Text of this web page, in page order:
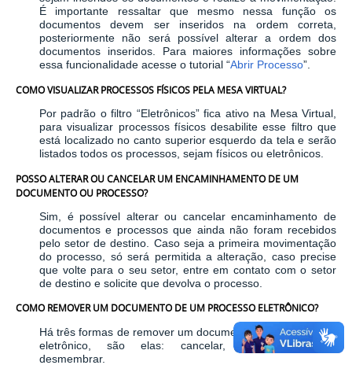
É importante ressaltar que mesmo nessa função os
documentos devem ser inseridos na ordem correta,
posteriormente não será possível alterar a ordem dos
documentos inseridos. Para maiores informações sobre
essa funcionalidade acesse o tutorial “Abrir Processo”.
COMO VISUALIZAR PROCESSOS FÍSICOS PELA MESA VIRTUAL?
Por padrão o filtro “Eletrônicos” fica ativo na Mesa Virtual,
para visualizar processos físicos desabilite esse filtro que
está localizado no canto superior esquerdo da tela e serão
listados todos os processos, sejam físicos ou eletrônicos.
POSSO ALTERAR OU CANCELAR UM ENCAMINHAMENTO DE UM
DOCUMENTO OU PROCESSO?
Sim, é possível alterar ou cancelar encaminhamento de
documentos e processos que ainda não foram recebidos
pelo setor de destino. Caso seja a primeira movimentação
do processo, só será permitida a alteração, caso precise
que volte para o seu setor, entre em contato com o setor
de destino e solicite que devolva o processo.
COMO REMOVER UM DOCUMENTO DE UM PROCESSO ELETRÔNICO?
Há três formas de remover um documento de um processo
eletrônico, são elas: cancelar, desentranhar ou
desmembrar.